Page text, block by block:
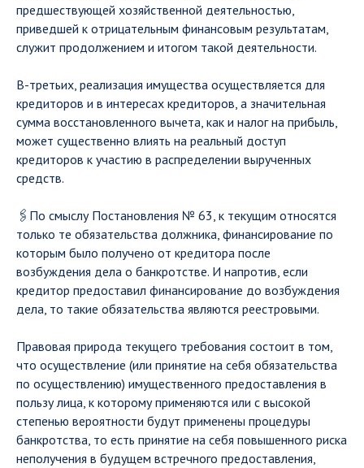
предшествующей хозяйственной деятельностью,
приведшей к отрицательным финансовым результатам,
служит продолжением и итогом такой деятельности.
В-третьих, реализация имущества осуществляется для
кредиторов и в интересах кредиторов, а значительная
сумма восстановленного вычета, как и налог на прибыль,
может существенно влиять на реальный доступ
кредиторов к участию в распределении вырученных
средств.
🖇По смыслу Постановления № 63, к текущим относятся
только те обязательства должника, финансирование по
которым было получено от кредитора после
возбуждения дела о банкротстве. И напротив, если
кредитор предоставил финансирование до возбуждения
дела, то такие обязательства являются реестровыми.
Правовая природа текущего требования состоит в том,
что осуществление (или принятие на себя обязательства
по осуществлению) имущественного предоставления в
пользу лица, к которому применяются или с высокой
степенью вероятности будут применены процедуры
банкротства, то есть принятие на себя повышенного риска
неполучения в будущем встречного предоставления,